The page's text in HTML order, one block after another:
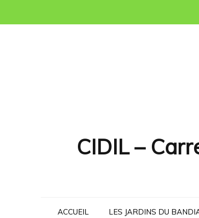
CIDIL –
ACCUEIL LES JARDINS DU